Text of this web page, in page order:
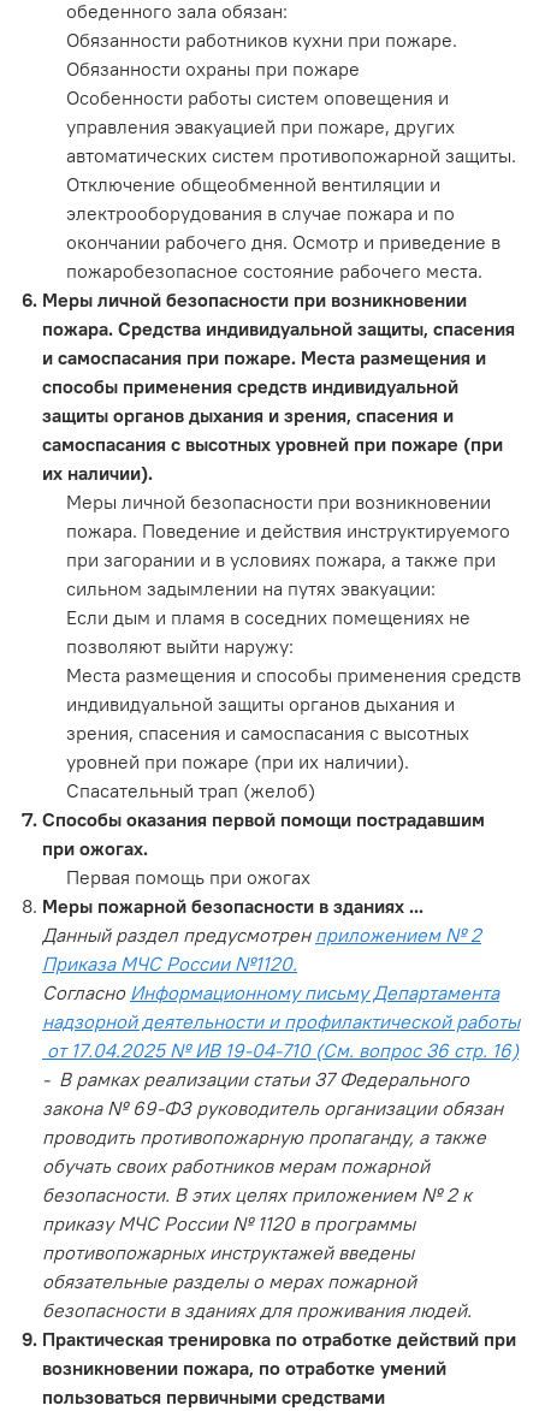
обеденного зала обязан:
Обязанности работников кухни при пожаре.
Обязанности охраны при пожаре
Особенности работы систем оповещения и
управления эвакуацией при пожаре, других
автоматических систем противопожарной защиты.
Отключение общеобменной вентиляции и
электрооборудования в случае пожара и по
окончании рабочего дня. Осмотр и приведение в
пожаробезопасное состояние рабочего места.
Меры личной безопасности при возникновении
пожара. Средства индивидуальной защиты, спасения
и самоспасания при пожаре. Места размещения и
способы применения средств индивидуальной
защиты органов дыхания и зрения, спасения и
самоспасания с высотных уровней при пожаре (при
их наличии).
Меры личной безопасности при возникновении
пожара. Поведение и действия инструктируемого
при загорании и в условиях пожара, а также при
сильном задымлении на путях эвакуации:
Если дым и пламя в соседних помещениях не
позволяют выйти наружу:
Места размещения и способы применения средств
индивидуальной защиты органов дыхания и
зрения, спасения и самоспасания с высотных
уровней при пожаре (при их наличии).
Спасательный трап (желоб)
Способы оказания первой помощи пострадавшим
при ожогах.
Первая помощь при ожогах
Меры пожарной безопасности в зданиях ...
Данный раздел предусмотрен приложением № 2
Приказа МЧС России №1120.
Согласно Информационному письму Департамента
надзорной деятельности и профилактической работы
от 17.04.2025 № ИВ 19-04-710 (См. вопрос 36 стр. 16)
- В рамках реализации статьи 37 Федерального
закона № 69-ФЗ руководитель организации обязан
проводить противопожарную пропаганду, а также
обучать своих работников мерам пожарной
безопасности. В этих целях приложением № 2 к
приказу МЧС России № 1120 в программы
противопожарных инструктажей введены
обязательные разделы о мерах пожарной
безопасности в зданиях для проживания людей.
Практическая тренировка по отработке действий при
возникновении пожара, по отработке умений
пользоваться первичными средствами